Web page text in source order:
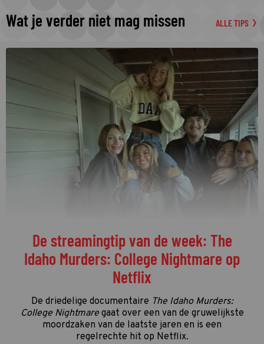
Wat je verder niet mag missen ALLE TIPS
Welke programma's liggen momenteel
op kop in de vierde kwalificatieronde?
De vierde kwalificatieronde én de streamingronde
van de Gouden Televizier-Ring 2026 zijn in volle
gang. Tijd dus voor de eerste én enige tussenstand!
LEES VERDER